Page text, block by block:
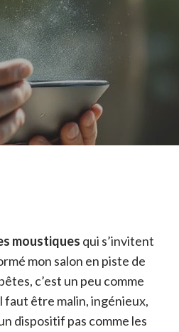
moustiques qui s’invitent
mon salon en piste de
c’est un peu comme
faut être malin, ingénieux,
dispositif pas comme les